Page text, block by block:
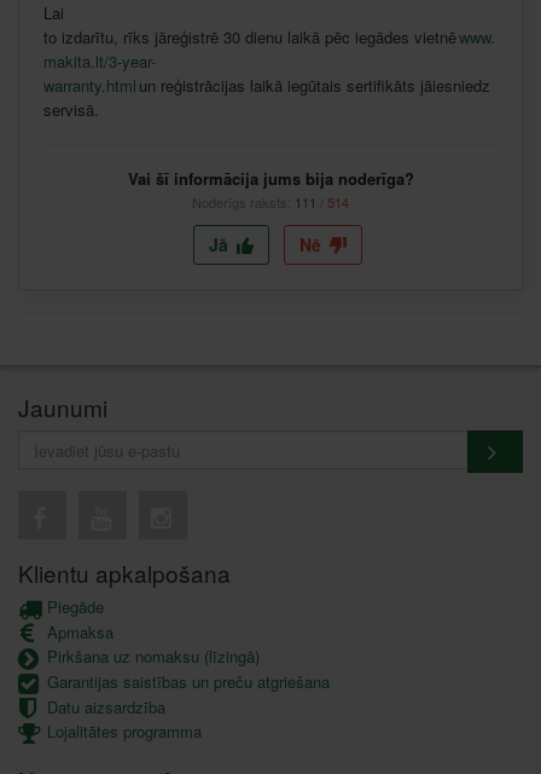
Lai
to izdarītu, rīks jāreģistrē 30 dienu laikā pēc iegādes vietnēwww.
makita.lt/3-year-
warranty.html un reģistrācijas laikā iegūtais sertifikāts jāiesniedz
servisā.
Vai šī informācija jums bija noderīga?
Noderīgs raksts: 111 514
Jā Nē
Jaunumi
Klientu apkalpošana
Piegāde
Apmaksa
Pirkšana uz nomaksu (līzingā)
Garantijas saistības un preču atgriešana
Datu aizsardzība
Lojalitātes programma